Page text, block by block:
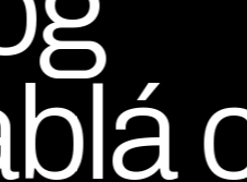
por Ed Escobar
Co-Founder & CEO